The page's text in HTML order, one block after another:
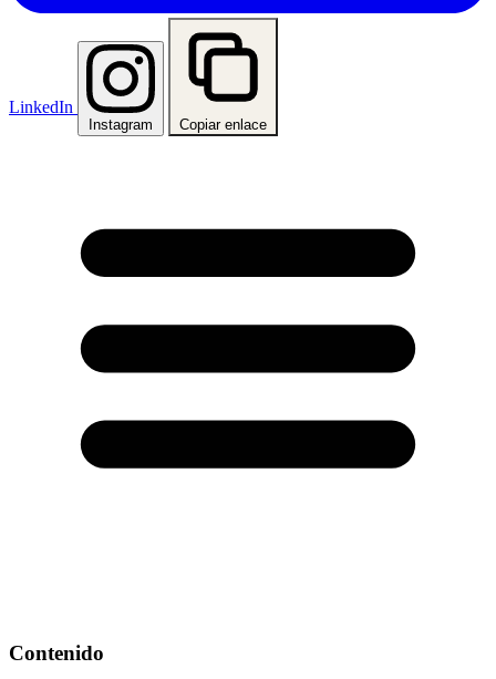
LinkedIn
Instagram Copiar enlace
Contenido